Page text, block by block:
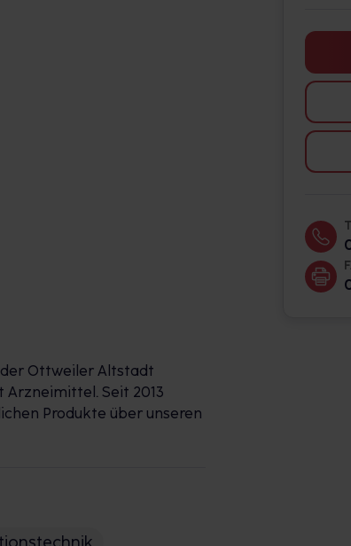
Ottweiler Altstadt
Arzneimittel. Seit 2013
Produkte über unseren